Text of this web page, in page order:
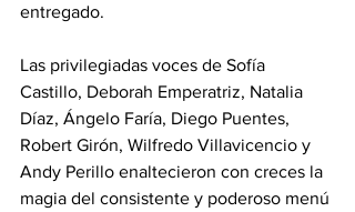
entregado.
Las privilegiadas voces de Sofía
Castillo, Deborah Emperatriz, Natalia
Díaz, Ángelo Faría, Diego Puentes,
Robert Girón, Wilfredo Villavicencio y
Andy Perillo enaltecieron con creces la
magia del consistente y poderoso menú